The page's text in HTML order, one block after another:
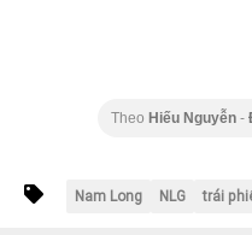
Theo Hiếu Nguyễn -
Nam Long NLG trái